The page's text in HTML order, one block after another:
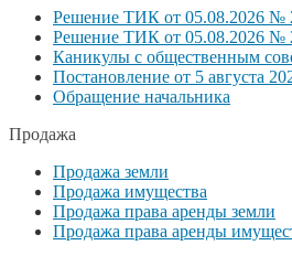
Решение ТИК от 05.08.2026 №
Решение ТИК от 05.08.2026 №
Каникулы с общественным
Постановление от 5 августа
Обращение начальника
Продажа
Продажа земли
Продажа имущества
Продажа права аренды земли
Продажа права аренды